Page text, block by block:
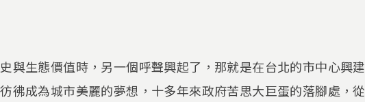
與生態價值時，另一個呼聲興起了，那就是在台北的市中心興建
彿成為城市美麗的夢想，十多年來政府苦思大巨蛋的落腳處，從